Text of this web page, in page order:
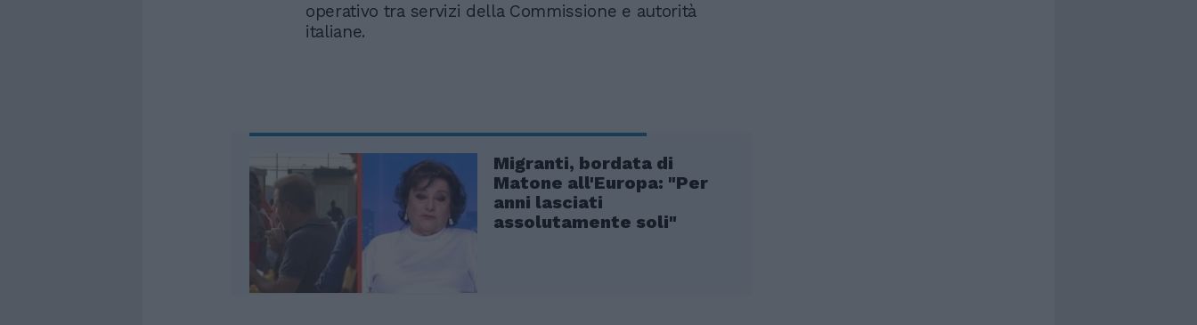
operativo tra servizi della Commissione e autorità
italiane.
Migranti, bordata di
Matone all'Europa: "Per
anni lasciati
assolutamente soli"